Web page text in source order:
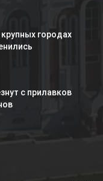
городах
с прилавков